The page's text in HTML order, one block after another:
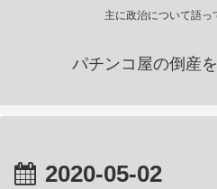
主に政治について語っ
パチンコ屋の倒産
2020-05-02